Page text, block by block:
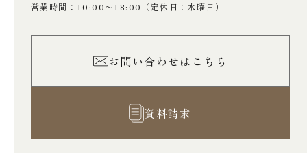
営業時間：10:00〜18:00 （定休日：水曜日）
お問い合わせはこちら
資料請求